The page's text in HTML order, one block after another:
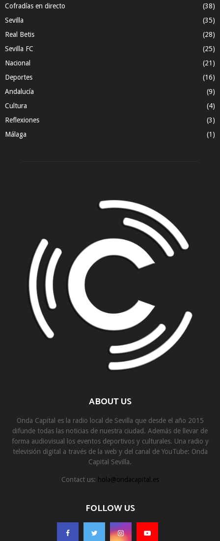
Cofradías en directo
(38)
Sevilla
(35)
Real Betis
(28)
Sevilla FC
(25)
Nacional
(21)
Deportes
(16)
Andalucía
(9)
Cultura
(4)
Reflexiones
(3)
Málaga
(1)
ABOUT US
Onda Capital es la radio local de Sevilla que desde el año 2015
difunde todas las noticias de nuestra ciudad. Además de llevar de
forma audiovisual los eventos deportivos y culturales. Una radio y
televisión digital a través de la web y del canal de YouTube: Onda
Capital Sevilla.
Contact us: hola@ondacapital.es
FOLLOW US